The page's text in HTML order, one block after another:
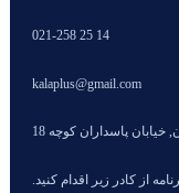
14 25 021-258
kalaplus@gmail.com
خیابان پاسداران کوچه 18
از کادر زیر اقدام کنید.